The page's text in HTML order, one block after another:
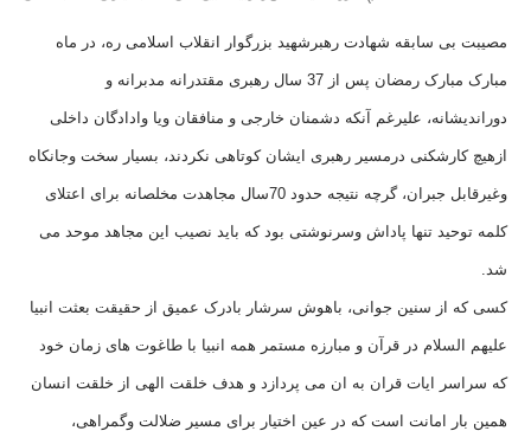
مصیبت بی سابقه شهادت رهبرشهید بزرگوار انقلاب اسلامی ره، در ماه
مبارک مبارک رمضان پس از 37 سال رهبری مقتدرانه مدبرانه و
دوراندیشانه، علیرغم آنکه دشمنان خارجی و منافقان ویا وادادگان داخلی
ازهیچ کارشکنی درمسیر رهبری ایشان کوتاهی نکردند، بسیار سخت وجانکاه
وغیرقابل جبران، گرچه نتیجه حدود 70سال مجاهدت مخلصانه برای اعتلای
کلمه توحید تنها پاداش وسرنوشتی بود که باید نصیب این مجاهد موحد می
شد.
کسی که از سنین جوانی، باهوش سرشار بادرک عمیق از حقیقت بعثت انبیا
علیهم السلام در قرآن و مبارزه مستمر همه انبیا با طاغوت های زمان خود
که سراسر ایات قران به ان می پردازد و هدف خلقت الهی از خلقت انسان
همین بار امانت است که در عین اختیار برای مسیر ضلالت وگمراهی،